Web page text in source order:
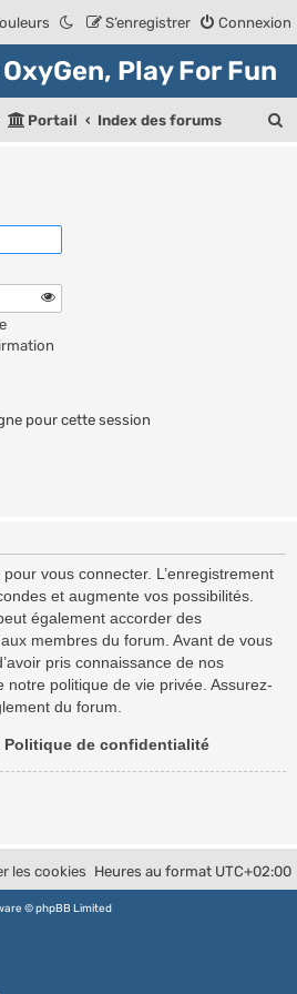
Connexion
S’enregistrer
Play For Fun
Portail Index des forums
pour cette session
vous connecter. L’enregistrement
et augmente vos possibilités.
également accorder des
membres du forum. Avant de vous
pris connaissance de nos
notre politique de vie privée. Assurez-
du forum.
Politique de confidentialité
Heures au format UTC+02:00
les cookies
© phpBB Limited